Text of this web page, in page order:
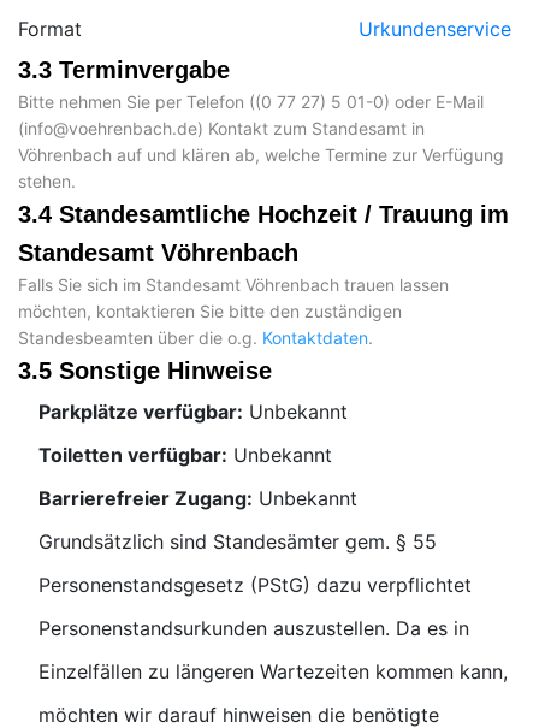
Format
Urkundenservice
3.3 Terminvergabe
Bitte nehmen Sie per Telefon (
) oder E-Mail
(
) Kontakt zum Standesamt in
Vöhrenbach auf und klären ab, welche Termine zur Verfügung
stehen.
3.4 Standesamtliche Hochzeit / Trauung im
Standesamt Vöhrenbach
Falls Sie sich im Standesamt Vöhrenbach trauen lassen
möchten, kontaktieren Sie bitte den zuständigen
Standesbeamten über die o.g. Kontaktdaten.
3.5 Sonstige Hinweise
Parkplätze verfügbar: Unbekannt
Toiletten verfügbar: Unbekannt
Barrierefreier Zugang: Unbekannt
Grundsätzlich sind Standesämter gem. § 55
Personenstandsgesetz (PStG) dazu verpflichtet
Personenstandsurkunden auszustellen. Da es in
Einzelfällen zu längeren Wartezeiten kommen kann,
möchten wir darauf hinweisen die benötigte